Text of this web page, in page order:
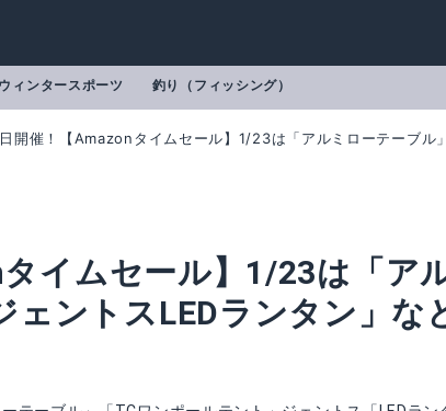
ウィンタースポーツ 釣り（フィッシング）
開催！【Amazonタイムセール】1/23は「アルミローテーブル
イムセール】1/23は「ア
ェントスLEDランタン」な